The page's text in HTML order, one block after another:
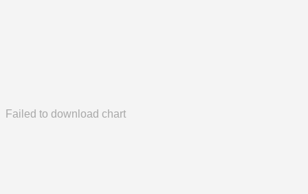
Failed to download chart